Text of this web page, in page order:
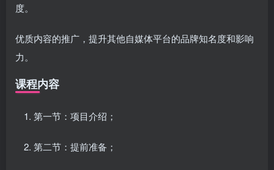
度。
优质内容的推广，提升其他自媒体平台的品牌知名度和影响
力。
课程内容
第一节：项目介绍；
第二节：提前准备；